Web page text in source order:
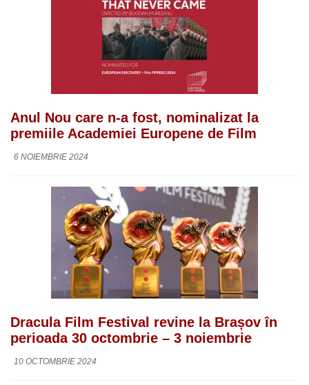
Anul Nou care n-a fost, nominalizat la
premiile Academiei Europene de Film
6 NOIEMBRIE 2024
Dracula Film Festival revine la Brașov în
perioada 30 octombrie – 3 noiembrie
10 OCTOMBRIE 2024